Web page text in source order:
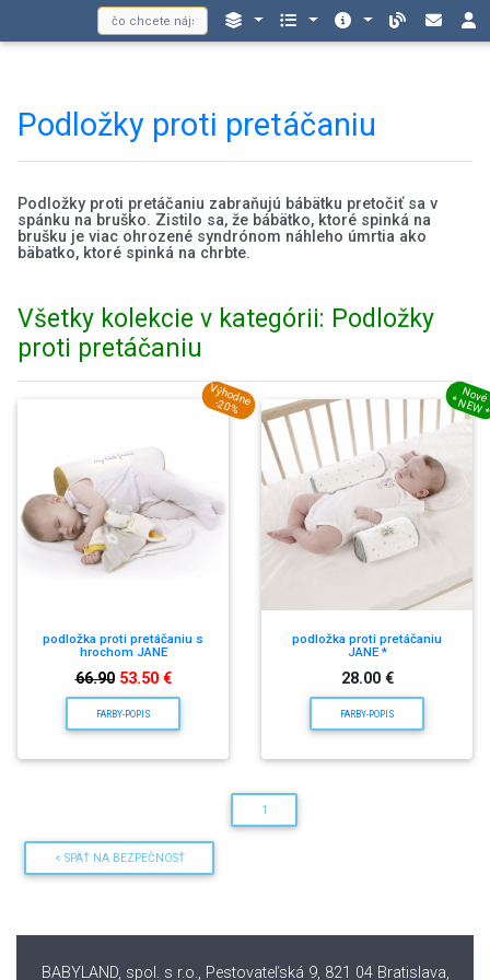
Podložky proti pretáčaniu
Podložky proti pretáčaniu zabraňujú bábätku pretočiť sa v
spánku na bruško. Zistilo sa, že bábätko, ktoré spinká na
brušku je viac ohrozené syndrónom náhleho úmrtia ako
bäbatko, ktoré spinká na chrbte.
Všetky kolekcie v kategórii: Podložky
proti pretáčaniu
podložka proti pretáčaniu s
hrochom JANE
66.90 53.50 €
FARBY-POPIS
Výhodne
-20%
podložka proti pretáčaniu
JANE *
28.00 €
FARBY-POPIS
Nové
* NEW
1
< SPÄŤ NA BEZPEČNOSŤ
BABYLAND, spol. s r.o., Pestovateľská 9, 821 04 Bratislava,